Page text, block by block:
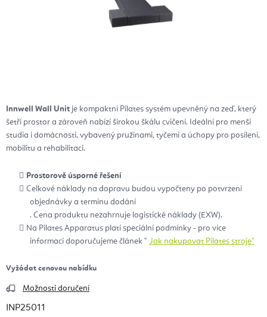
Innwell Wall Unit je kompaktní Pilates systém upevněný na zeď, který
šetří prostor a zároveň nabízí širokou škálu cvičení. Ideální pro menší
studia i domácnosti, vybavený pružinami, tyčemi a úchopy pro posílení,
mobilitu a rehabilitaci.
Prostorově úsporné řešení
Celkové náklady na dopravu budou vypočteny po potvrzení
objednávky a termínu dodání
. Cena produktu nezahrnuje logistické náklady (EXW).
Na Pilates Apparatus platí speciální podmínky - pro více
informací doporučujeme článek " Jak nakupovat Pilates stroje"
Vyžádat cenovou nabídku
Možnosti doručení
INP25011